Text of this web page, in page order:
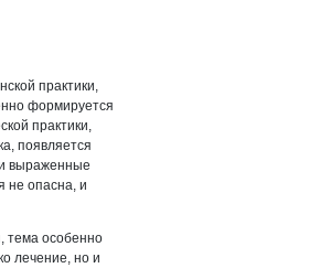
практики,
формируется
практики,
появляется
выраженные
не опасна, и
тема особенно
лечение, но и